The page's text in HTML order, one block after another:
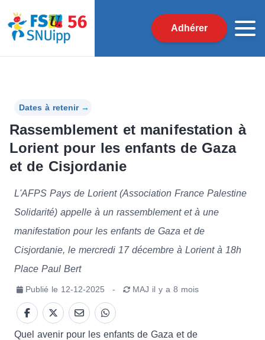
Adhérer
Dates à retenir →
Rassemblement et manifestation à
Lorient pour les enfants de Gaza
et de Cisjordanie
L'AFPS Pays de Lorient (Association France Palestine
Solidarité) appelle à un rassemblement et à une
manifestation pour les enfants de Gaza et de
Cisjordanie, le mercredi 17 décembre à Lorient à 18h
Place Paul Bert
Publié le 12-12-2025 - MAJ il y a 8 mois
Quel avenir pour les enfants de Gaza et de